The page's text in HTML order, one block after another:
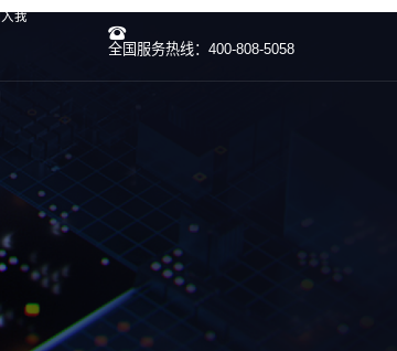
我
全国服务热线：400-808-5058